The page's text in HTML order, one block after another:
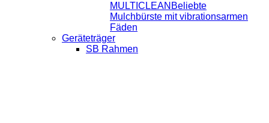
MULTICLEAN Beliebte
Mulchbürste mit vibrationsarmen
Fäden
Geräteträger
SB Rahmen